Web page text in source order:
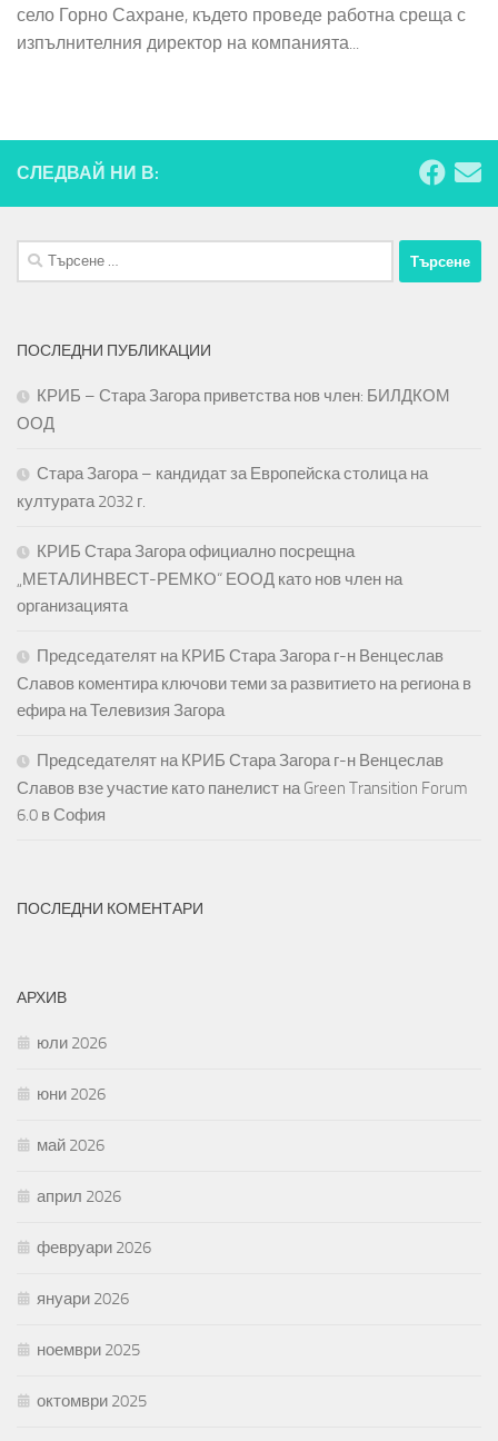
село Горно Сахране, където проведе работна среща с
изпълнителния директор на компанията...
СЛЕДВАЙ НИ В:
Търсене
за:
ПОСЛЕДНИ ПУБЛИКАЦИИ
КРИБ – Стара Загора приветства нов член: БИЛДКОМ
ООД
Стара Загора – кандидат за Европейска столица на
културата 2032 г.
КРИБ Стара Загора официално посрещна
„МЕТАЛИНВЕСТ-РЕМКО“ ЕООД като нов член на
организацията
Председателят на КРИБ Стара Загора г-н Венцеслав
Славов коментира ключови теми за развитието на региона в
ефира на Телевизия Загора
Председателят на КРИБ Стара Загора г-н Венцеслав
Славов взе участие като панелист на Green Transition Forum
6.0 в София
ПОСЛЕДНИ КОМЕНТАРИ
АРХИВ
юли 2026
юни 2026
май 2026
април 2026
февруари 2026
януари 2026
ноември 2025
октомври 2025